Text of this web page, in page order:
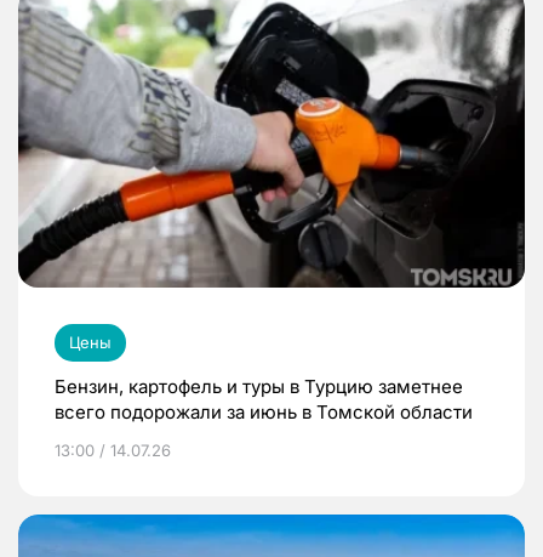
Цены
Бензин, картофель и туры в Турцию заметнее
всего подорожали за июнь в Томской области
13:00 / 14.07.26